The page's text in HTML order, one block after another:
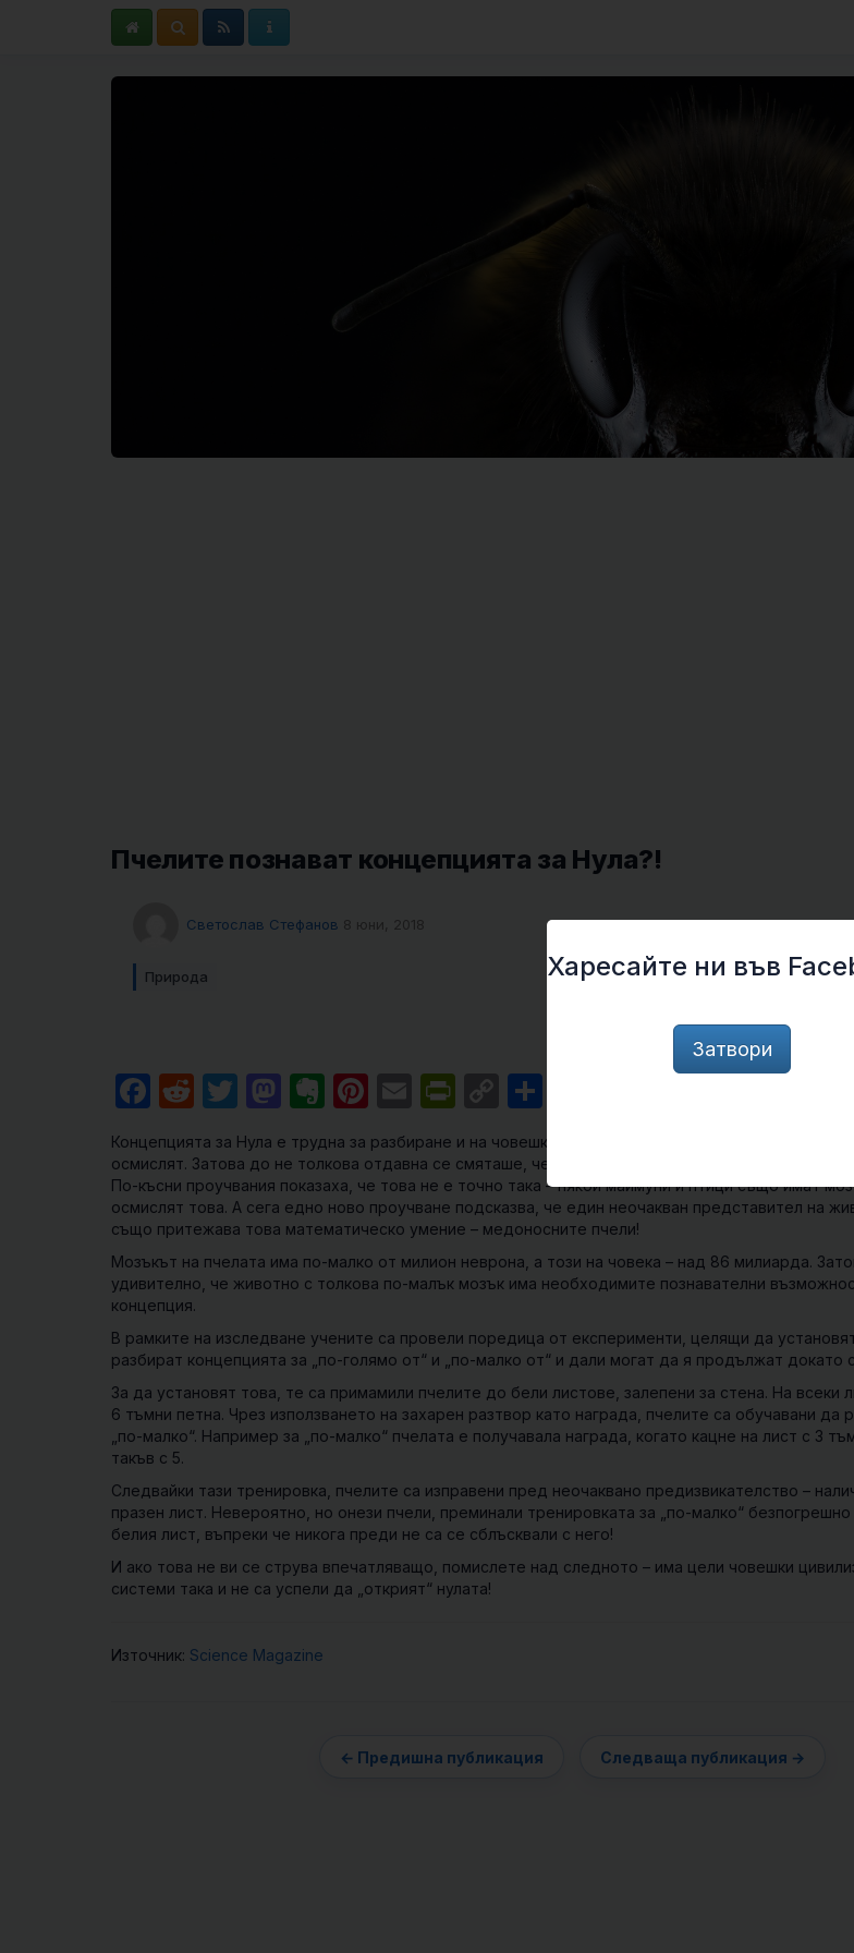
Пчелите познават концепцията за Нула?!
Светослав Стефанов 8 юни, 2018
Природа
Facebook
RedditTwitter
Mastodon
Evernote
Pinterest
EmailPrintFriendly
Copy
Концепцията за Нула е трудна за разбиране и на човешките деца обикновено са им
осмислят. Затова до не толкова отдавна се смяташе, че тя е възможна само за умствените
По-късни проучвания показаха, че това не е точно така – някои маймуни и птици също имат
осмислят това. А сега едно ново проучване подсказва, че един неочакван представител на
също притежава това математическо умение – медоносните пчели!
Мозъкът на пчелата има по-малко от милион неврона, а този на човека – над 86 милиарда.
удивително, че животно с толкова по-малък мозък има необходимите познавателни
концепция.
В рамките на изследване учените са провели поредица от експерименти, целящи да
разбират концепцията за „по-голямо от“ и „по-малко от“ и дали могат да я продължат докато
За да установят това, те са примамили пчелите до бели листове, залепени за стена. На всеки
6 тъмни петна. Чрез използването на захарен разтвор като награда, пчелите са обучавани да
„по-малко“. Например за „по-малко“ пчелата е получавала награда, когато кацне на лист с 3
такъв с 5.
Следвайки тази тренировка, пчелите са изправени пред неочаквано предизвикателство –
празен лист. Невероятно, но онези пчели, преминали тренировката за „по-малко“
белия лист, въпреки че никога преди не са се сблъсквали с него!
И ако това не ви се струва впечатляващо, помислете над следното – има цели човешки
системи така и не са успели да „открият“ нулата!
Източник: Science Magazine
Харесайте ни във
Затвори